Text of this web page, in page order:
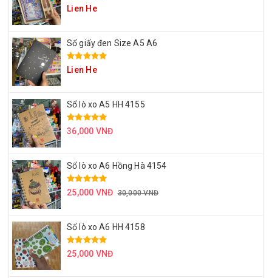
Lien He
Sổ giấy đen Size A5 A6
Lien He
Sổ lò xo A5 HH 4155
36,000 VNĐ
Sổ lò xo A6 Hồng Hà 4154
25,000 VNĐ 30,000 VNĐ
Sổ lò xo A6 HH 4158
25,000 VNĐ